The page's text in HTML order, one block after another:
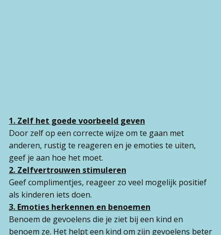
1. Zelf het goede voorbeeld geven
Door zelf op een correcte wijze om te gaan met
anderen, rustig te reageren en je emoties te uiten,
geef je aan hoe het moet.
2. Zelfvertrouwen stimuleren
Geef complimentjes, reageer zo veel mogelijk positief
als kinderen iets doen.
3. Emoties herkennen en benoemen
Benoem de gevoelens die je ziet bij een kind en
benoem ze. Het helpt een kind om zijn gevoelens beter